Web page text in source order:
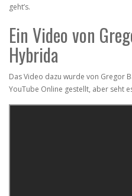
geht’s.
Ein Video von
Hybrida
Das Video dazu wurde von Gregor
YouTube Online gestellt, aber seht